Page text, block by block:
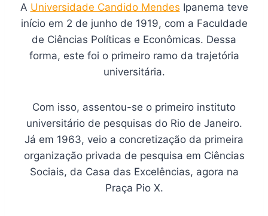
A Universidade Candido Mendes Ipanema teve
início em 2 de junho de 1919, com a Faculdade
de Ciências Políticas e Econômicas. Dessa
forma, este foi o primeiro ramo da trajetória
universitária.
Com isso, assentou-se o primeiro instituto
universitário de pesquisas do Rio de Janeiro.
Já em 1963, veio a concretização da primeira
organização privada de pesquisa em Ciências
Sociais, da Casa das Excelências, agora na
Praça Pio X.